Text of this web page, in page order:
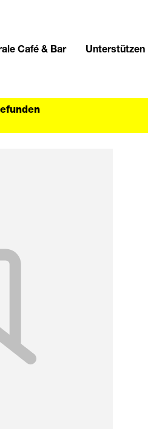
Café & Bar Unterstützen